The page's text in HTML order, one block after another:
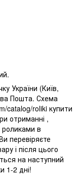
України (Київ,
Пошта. Схема
catalog/roliki купити
отриманні ,
в
перевіряєте
і після цього
на наступний
1-2 дні!